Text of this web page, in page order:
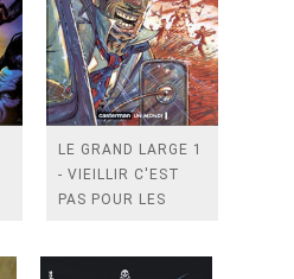
LE GRAND LARGE 1
- VIEILLIR C'EST
PAS POUR LES